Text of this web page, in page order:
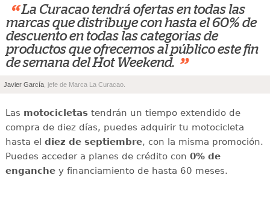
“ La Curacao tendrá ofertas en todas las
marcas que distribuye con hasta el 60% de
descuento en todas las categorias de
productos que ofrecemos al público este fin
de semana del Hot Weekend. ”
Javier García , jefe de Marca La Curacao.
Las motocicletastendrán un tiempo extendido de
compra de diez días, puedes adquirir tu motocicleta
hasta el diez de septiembre, con la misma promoción.
Puedes acceder a planes de crédito con 0% de
enganchey financiamiento de hasta 60 meses.